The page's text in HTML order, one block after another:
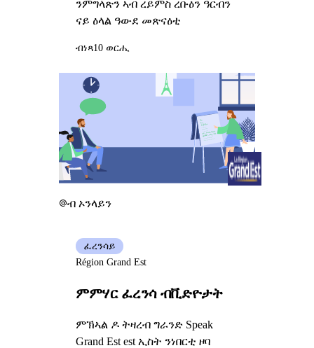
ንምግላጽን ኣብ ረይምስ ረቡዕን ዓርብን
ናይ ዕላል ዓውደ መጽናዕቲ
ብነጻ10 ወርሒ
ብ ኦንላይን
ምምሃር ፈረንሳ ብቪድዮታት
ምኽኣል ዶ ትዛረብ ግራንድ Speak
Grand Est est ኢስት ንነበርቲ ዞባ
ፈረንሳይ
Région Grand Est